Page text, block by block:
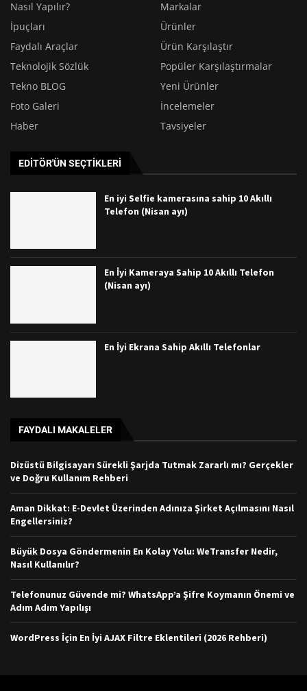
Nasıl Yapılır?
Markalar
İpuçları
Ürünler
Faydalı Araçlar
Ürün Karşılaştır
Teknolojik Sözlük
Popüler Karşılaştırmalar
Tekno BLOG
Yeni Ürünler
Foto Galeri
İncelemeler
Haber
Tavsiyeler
EDITÖR'ÜN SEÇTIKLERI
En iyi Selfie kamerasına sahip 10 Akıllı
Telefon (Nisan ayı)
En İyi Kameraya Sahip 10 Akıllı Telefon
(Nisan ayı)
En İyi Ekrana Sahip Akıllı Telefonlar
FAYDALI MAKALELER
Dizüstü Bilgisayarı Sürekli Şarjda Tutmak Zararlı mı? Gerçekler
ve Doğru Kullanım Rehberi
Aman Dikkat: E-Devlet Üzerinden Adınıza Şirket Açılmasını Nasıl
Engellersiniz?
Büyük Dosya Göndermenin En Kolay Yolu: WeTransfer Nedir,
Nasıl Kullanılır?
Telefonunuz Güvende mi? WhatsApp’a Şifre Koymanın Önemi ve
Adım Adım Yapılışı
WordPress İçin En İyi AJAX Filtre Eklentileri (2026 Rehberi)